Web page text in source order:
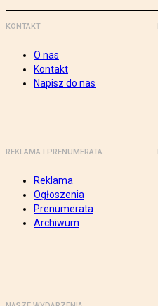
KONTAKT
O nas
Kontakt
Napisz do nas
REKLAMA I PRENUMERATA
Reklama
Ogłoszenia
Prenumerata
Archiwum